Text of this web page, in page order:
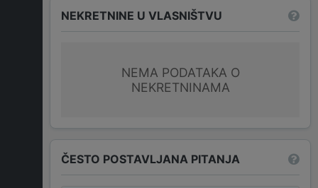
NEKRETNINE U VLASNIŠTVU
NEMA PODATAKA O
NEKRETNINAMA
ČESTO POSTAVLJANA PITANJA